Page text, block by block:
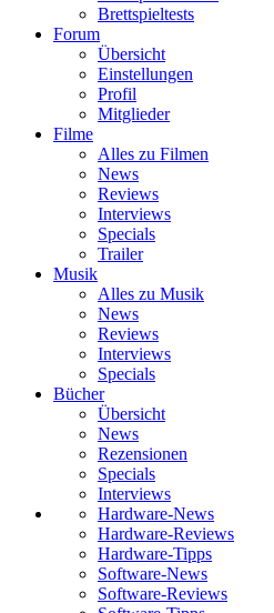
Brettspieltests
Forum
Übersicht
Einstellungen
Profil
Mitglieder
Filme
Alles zu Filmen
News
Reviews
Interviews
Specials
Trailer
Musik
Alles zu Musik
News
Reviews
Interviews
Specials
Bücher
Übersicht
News
Rezensionen
Specials
Interviews
Hardware-News
Hardware-Reviews
Hardware-Tipps
Software-News
Software-Reviews